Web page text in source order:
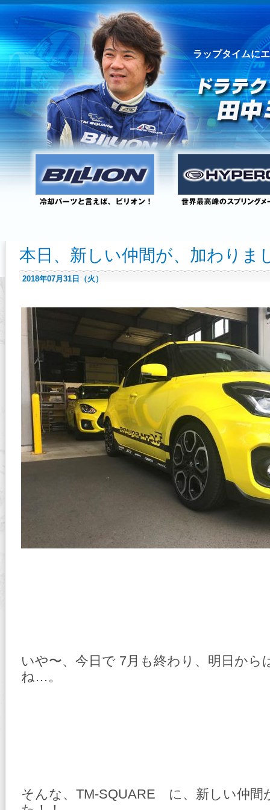
ラップタイムに
本日、新しい仲間が、加わりま
2018年07月31日（火）
いや〜、今日で 7月も終わり、明日から
ね…。
そんな、TM-SQUARE に、新しい仲間